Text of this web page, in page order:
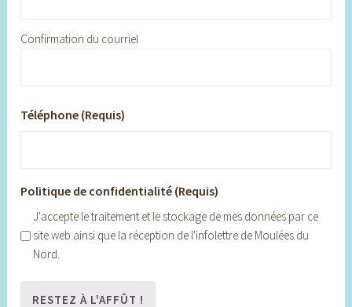
Confirmation du courriel
Téléphone (Requis)
Politique de confidentialité (Requis)
J'accepte le traitement et le stockage de mes données par ce
site web ainsi que la réception de l'infolettre de Moulées du
Nord.